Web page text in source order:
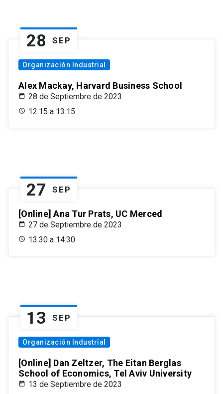
28 SEP
Organización Industrial
Alex Mackay, Harvard Business School
28 de Septiembre de 2023
12:15 a 13:15
27 SEP
[Online] Ana Tur Prats, UC Merced
27 de Septiembre de 2023
13:30 a 14:30
13 SEP
Organización Industrial
[Online] Dan Zeltzer, The Eitan Berglas
School of Economics, Tel Aviv University
13 de Septiembre de 2023